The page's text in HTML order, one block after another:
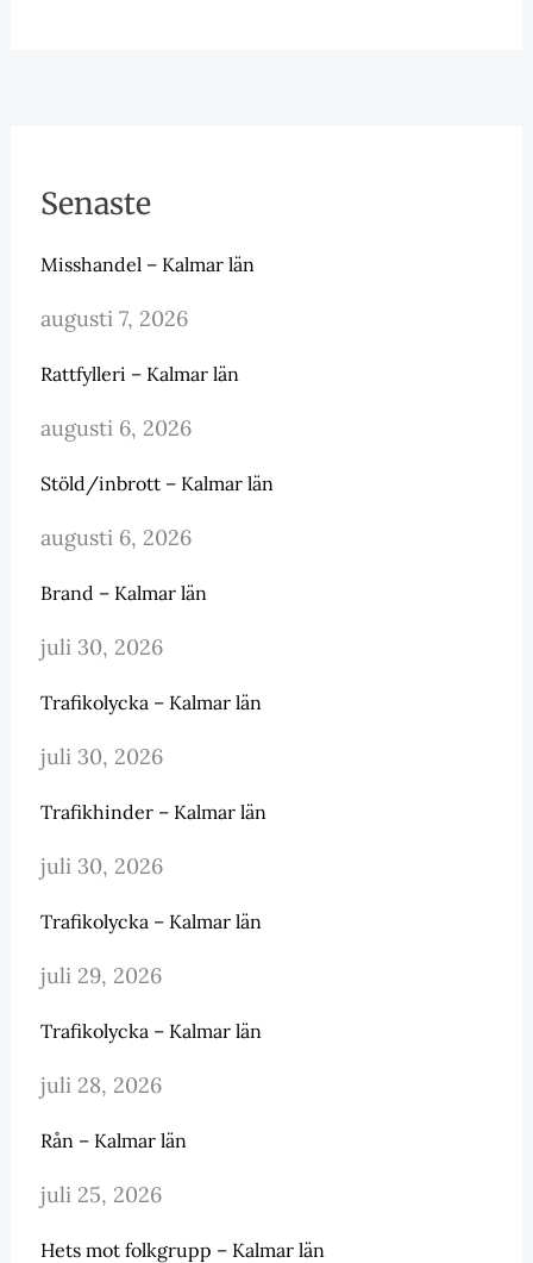
Senaste
Misshandel – Kalmar län
augusti 7, 2026
Rattfylleri – Kalmar län
augusti 6, 2026
Stöld/inbrott – Kalmar län
augusti 6, 2026
Brand – Kalmar län
juli 30, 2026
Trafikolycka – Kalmar län
juli 30, 2026
Trafikhinder – Kalmar län
juli 30, 2026
Trafikolycka – Kalmar län
juli 29, 2026
Trafikolycka – Kalmar län
juli 28, 2026
Rån – Kalmar län
juli 25, 2026
Hets mot folkgrupp – Kalmar län